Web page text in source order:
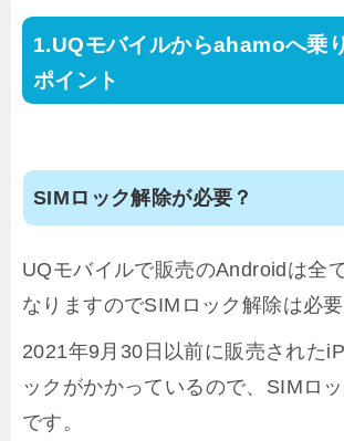
UQモバイルからahamoへ乗
ポイント
SIMロック解除が必要？
UQモバイルで販売のAndroidは全
なりますのでSIMロック解除は必要
2021年9月30日以前に販売された
ックがかかっているので、SIMロ
です。